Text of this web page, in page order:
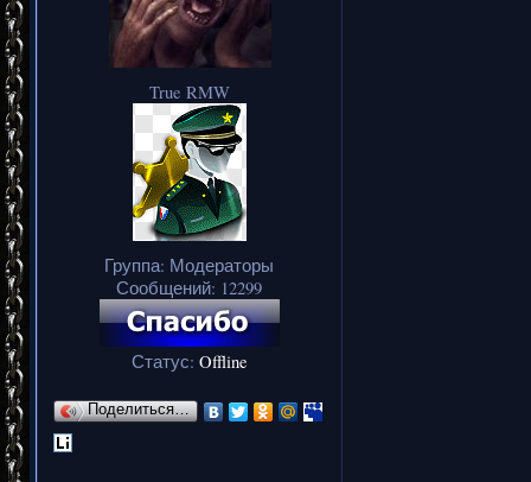
True RMW
Группа: Модераторы
Сообщений: 12299
Статус: Offline
Поделиться…